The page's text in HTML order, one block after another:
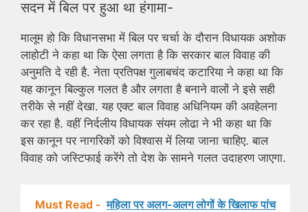
सदन में बिल पर हुआ था हंगामा-
मालूम हो कि विधानसभा में बिल पर चर्चा के दौरान विधायक अशोक
लाहोटी ने कहा था कि ऐसा लगता है कि सरकार बाल विवाह की
अनुमति दे रही है. नेता प्रतिपक्ष गुलाबचंद कटारिया ने कहा था कि
यह कानून बिल्कुल गलत है और लगता है बनाने वालों ने इसे सही
तरीके से नहीं देखा. यह एक्ट बाल विवाह अधिनियम की अवहेलना
कर रहा है. वहीं निर्दलीय विधायक संयम लोढा ने भी कहा था कि
इस कानून पर नागरिकों को विश्वास में लिया जाना चाहिए. बाल
विवाह को जस्टिफाई करेंगे तो देश के सामने गलत उदाहरण जाएगा.
Must Read - महिला पर अलग-अलग लोगों के खिलाफ पांच